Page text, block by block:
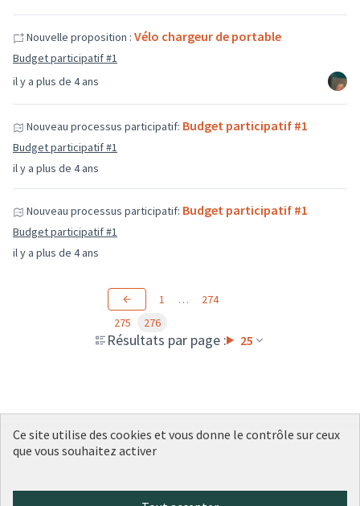
il y a plus de 4 ans
Nouvelle proposition : Vélo chargeur de portable
Budget participatif #1
il y a plus de 4 ans
Nouveau processus participatif: Budget participatif #1
Budget participatif #1
il y a plus de 4 ans
Nouveau processus participatif: Budget participatif #1
Budget participatif #1
Résultats par page : 25
1 …
274
275
276
Ce site utilise des cookies et vous donne le contrôle sur ceux
que vous souhaitez activer